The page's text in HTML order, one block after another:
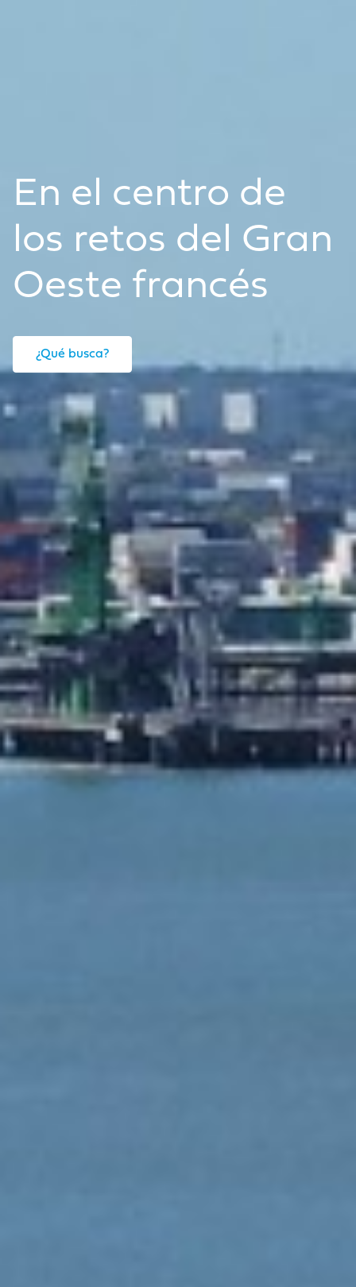
En el centro de
los retos del Gran
Oeste francés
¿Qué busca?